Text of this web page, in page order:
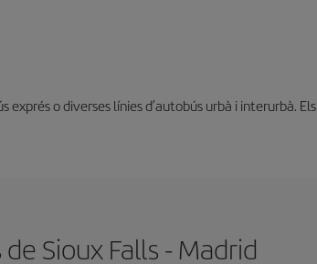
o diverses línies d’autobús urbà i interurbà. Els
Sioux Falls - Madrid